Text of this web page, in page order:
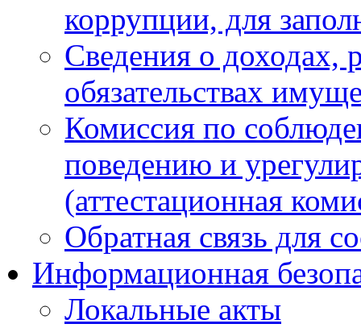
коррупции, для
Сведения о доходах,
обязательствах
Комиссия по
поведению и
(аттестационная
Обратная связь для
Информационная
Локальные акты